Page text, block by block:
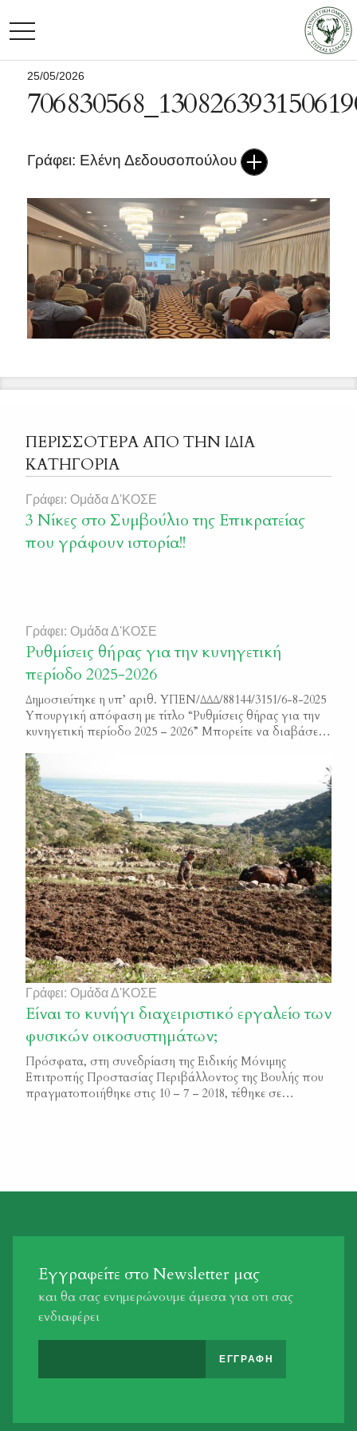
TOGGLE NAVIGATION
25/05/2026
Γράφει: Ελένη Δεδουσοπούλου
ΠΕΡΙΣΣΟΤΕΡΑ ΑΠΟ ΤΗΝ ΙΔΙΑ
ΚΑΤΗΓΟΡΙΑ
Γράφει: Ομάδα Δ'ΚΟΣΕ
3 Νίκες στο Συμβούλιο της Επικρατείας
που γράφουν ιστορία!!
Γράφει: Ομάδα Δ'ΚΟΣΕ
Ρυθμίσεις θήρας για την κυνηγετική
περίοδο 2025-2026
Δημοσιεύτηκε η υπ’ αριθ. ΥΠΕΝ/ΔΔΔ/88144/3151/6-8-2025
Υπουργική απόφαση με τίτλο “Ρυθμίσεις θήρας για την
κυνηγετική περίοδο 2025 – 2026” Μπορείτε να διαβάσετε
Γράφει: Ομάδα Δ'ΚΟΣΕ
Είναι το κυνήγι διαχειριστικό εργαλείο των
φυσικών οικοσυστημάτων;
Πρόσφατα, στη συνεδρίαση της Ειδικής Μόνιμης
Επιτροπής Προστασίας Περιβάλλοντος της Βουλής που
πραγματοποιήθηκε στις 10 – 7 – 2018, τέθηκε σε
Εγγραφείτε στο Newsletter μας
και θα σας ενημερώνουμε άμεσα για οτι σας
ενδιαφέρει